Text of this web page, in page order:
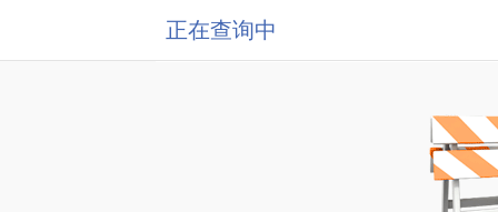
正在查询中